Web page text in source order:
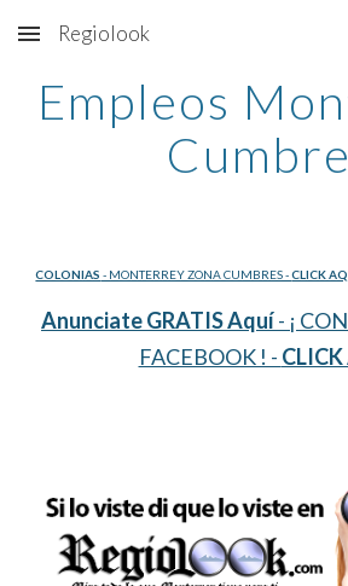
Skip to main content
Regiolook
Empleos
COLONIAS - MONTERREY ZONA CUMBRES - CLICK
Anunciate GRATIS Aquí - ¡
FACEBOOK ! -